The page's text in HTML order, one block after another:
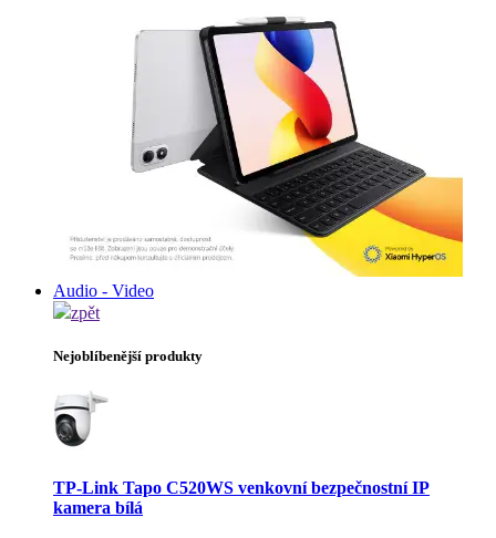
Audio - Video
zpět
Nejoblíbenější produkty
TP-Link Tapo C520WS venkovní bezpečnostní IP
kamera bílá